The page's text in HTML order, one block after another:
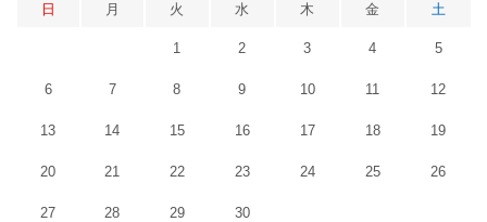
日 月 火 水 木 金 土
1 2 3 4 5
6 7 8 9 10 11 12
13 14 15 16 17 18 19
20 21 22 23 24 25 26
27 28 29 30